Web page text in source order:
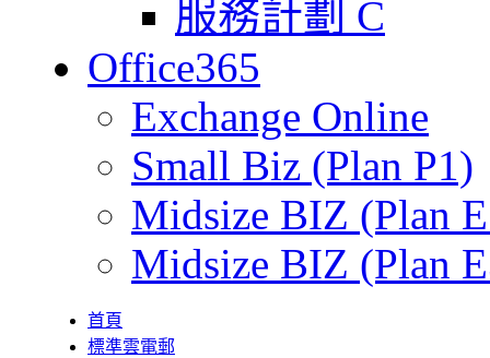
服務計劃 C
Office365
Exchange Online
Small Biz (Plan P1)
Midsize BIZ (Plan
Midsize BIZ (Plan
首頁
標準雲電郵